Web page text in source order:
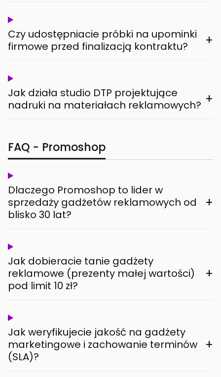
Czy udostępniacie próbki na upominki
firmowe przed finalizacją kontraktu?
+
Jak działa studio DTP projektujące
nadruki na materiałach reklamowych? +
FAQ - Promoshop
Dlaczego Promoshop to lider w
sprzedaży gadżetów reklamowych od
blisko 30 lat?
+
Jak dobieracie tanie gadżety
reklamowe (prezenty małej wartości)
pod limit 10 zł?
+
Jak weryfikujecie jakość na gadżety
marketingowe i zachowanie terminów
(SLA)?
+